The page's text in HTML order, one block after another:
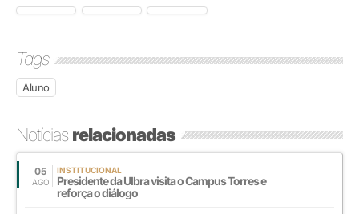
Tags
Aluno
Notíciasrelacionadas
05
AGO
INSTITUCIONAL
Presidente da Ulbra visita o Campus Torres e
reforça o diálogo